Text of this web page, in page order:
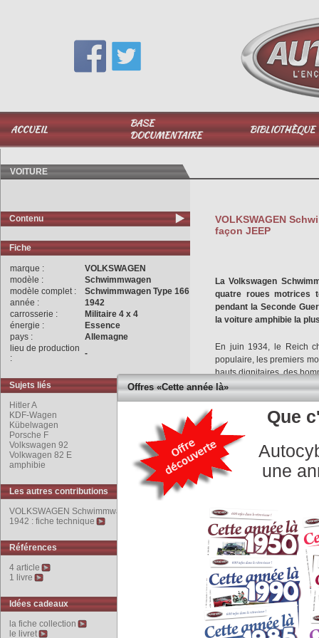
ACCUEIL
BASE
DOCUMENTAIRE
BIBLIOTHÈQUE
06 51 040 025
VOITURE
Contenu
Fiche
marque :
VOLKSWAGEN
modèle :
Schwimmwagen
modèle complet :
Schwimmwagen Type 166
année :
1942
carrosserie :
Militaire 4 x 4
énergie :
Essence
pays :
Allemagne
lieu de production
:
-
Sujets liés
Hitler A
KDF-Wagen
Kübelwagen
Porsche F
Volkswagen 92
Volkwagen 82 E
amphibie
Les autres contributions
VOLKSWAGEN Schwimmwagen Type 166
1942 : fiche technique
Références
4 article
1 livre
Idées cadeaux
la fiche collection
le livret
VOLKSWAGEN
façon JEEP
La Volkswagen
quatre roues motrices
pendant la Seconde
la voiture amphibie la
En juin 1934, le Reich
populaire, les premiers
hauts dignitaires, des
En 1940, la déclaration
Porsche améliore son
en résulte une berline à
82 E et 92, cette voiture
Kübelwagen, en raison
L’état-major de
Ferdinand Porsche et
de la Kübelwagen et du
La réponse se nomme la
flotter et évoluer dans
se greffent quatre roues
réducteur est monté en
lente.
Le moteur 1130 cm3
Offres «Cette année là»
Que
une